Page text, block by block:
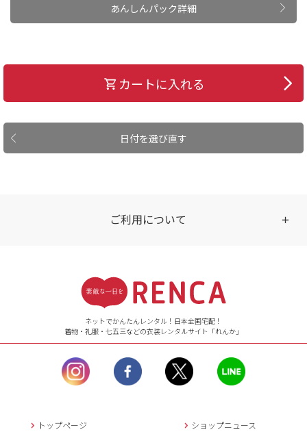
あんしんパック詳細
日付を選び直す
カートに入れる
ご利用について
【ご注文（インターネット）】
24時間年中無休
【お問い合わせ窓口（メー
ル）】10:00~17:00
土曜日、日曜日、臨
時休業日を除く。
営業時間外にいただ
返信させていただきま
ネットでかんたんレンタル！日本全国宅配！
着物・礼服・七五三などの衣装レンタルサイト「れんか」
トップページ ショップニュース